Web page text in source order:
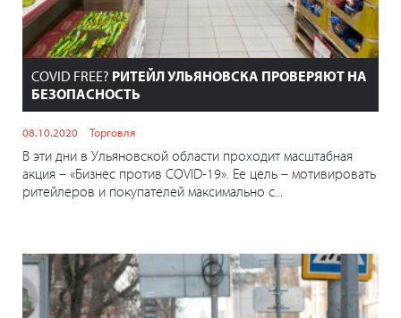
COVID FREE? РИТЕЙЛ УЛЬЯНОВСКА ПРОВЕРЯЮТ НА
БЕЗОПАСНОСТЬ
08.10.2020 Торговля
В эти дни в Ульяновской области проходит масштабная
акция – «Бизнес против COVID-19». Ее цель – мотивировать
ритейлеров и покупателей максимально с...